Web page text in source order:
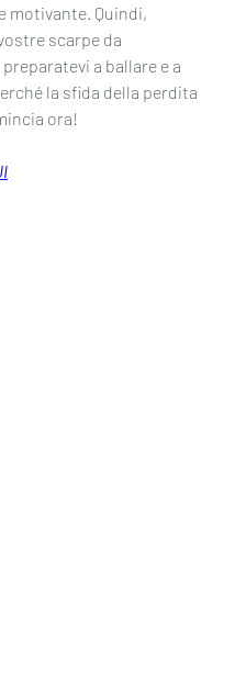
motivante. Quindi,
scarpe da
a ballare e a
la sfida della perdita
ora!